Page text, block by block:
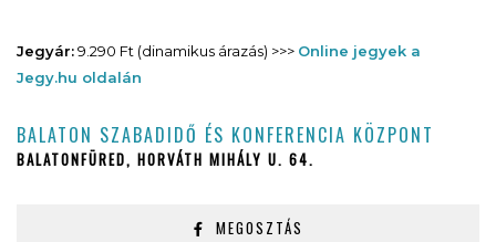
Jegyár:9.290 Ft (dinamikus árazás) >>> Online jegyek a
Jegy.hu oldalán
BALATON SZABADIDŐ ÉS KONFERENCIA KÖZPONT
BALATONFÜRED, HORVÁTH MIHÁLY U. 64.
MEGOSZTÁS